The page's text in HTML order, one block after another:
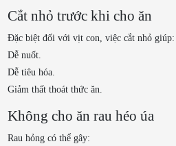
Cắt nhỏ trước khi cho ăn
Đặc biệt đối với vịt con, việc cắt nhỏ giúp:
Dễ nuốt.
Dễ tiêu hóa.
Giảm thất thoát thức ăn.
Không cho ăn rau héo úa
Rau hỏng có thể gây: